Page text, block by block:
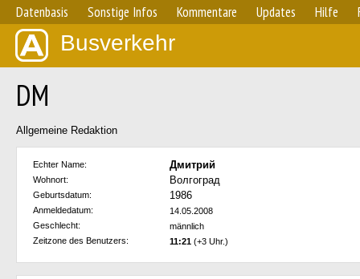
Datenbasis Sonstige Infos Kommentare Updates Hilfe
Busverkehr
DM
Allgemeine Redaktion
Echter Name: Дмитрий
Wohnort: Волгоград
Geburtsdatum: 1986
Anmeldedatum:
14.05.2008
Geschlecht:
männlich
Zeitzone des Benutzers:
11:21 (+3 Uhr.)